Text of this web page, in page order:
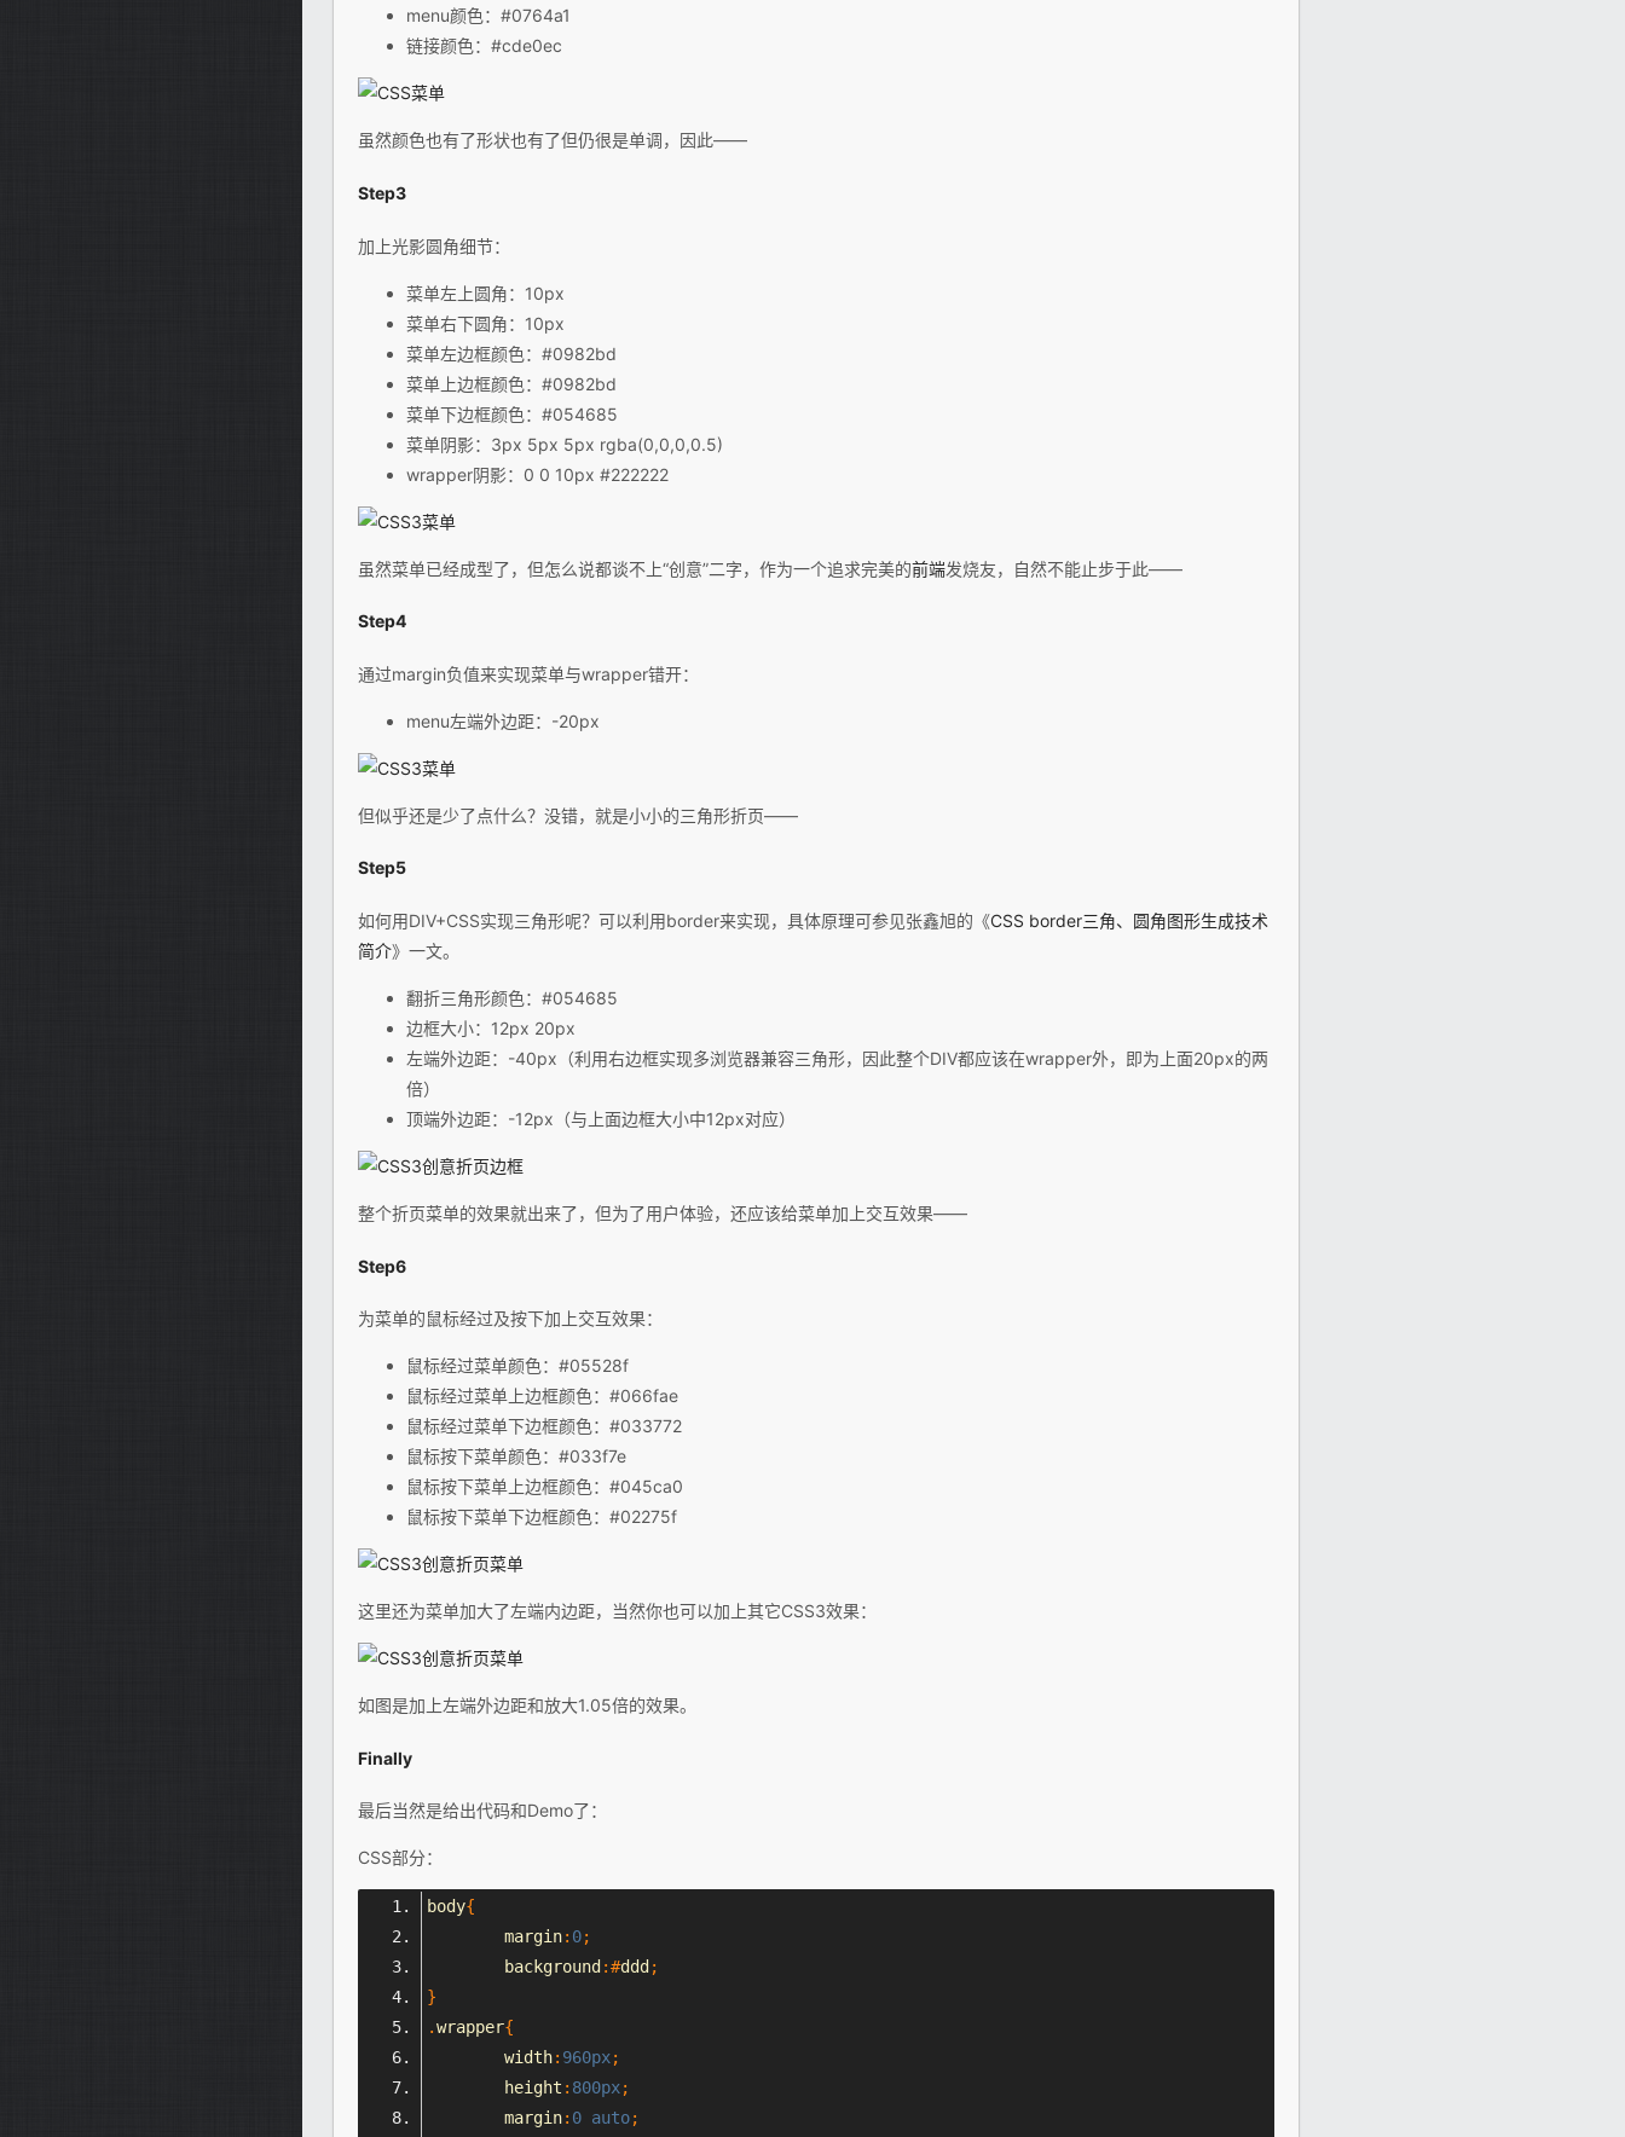
menu颜色：#0764a1
链接颜色：#cde0ec
虽然颜色也有了形状也有了但仍很是单调，因此——
Step3
加上光影圆角细节：
菜单左上圆角：10px
菜单右下圆角：10px
菜单左边框颜色：#0982bd
菜单上边框颜色：#0982bd
菜单下边框颜色：#054685
菜单阴影：3px 5px 5px rgba(0,0,0,0.5)
wrapper阴影：0 0 10px #222222
虽然菜单已经成型了，但怎么说都谈不上“创意”二字，作为一个追求完美的前端发烧友，自然不能止步于此——
Step4
通过margin负值来实现菜单与wrapper错开：
menu左端外边距：-20px
但似乎还是少了点什么？没错，就是小小的三角形折页——
Step5
如何用DIV+CSS实现三角形呢？可以利用border来实现，具体原理可参见张鑫旭的《CSS border三角、圆角图形生成技术
简介》一文。
翻折三角形颜色：#054685
边框大小：12px 20px
左端外边距：-40px（利用右边框实现多浏览器兼容三角形，因此整个DIV都应该在wrapper外，即为上面20px的两
倍）
顶端外边距：-12px（与上面边框大小中12px对应）
整个折页菜单的效果就出来了，但为了用户体验，还应该给菜单加上交互效果——
Step6
为菜单的鼠标经过及按下加上交互效果：
鼠标经过菜单颜色：#05528f
鼠标经过菜单上边框颜色：#066fae
鼠标经过菜单下边框颜色：#033772
鼠标按下菜单颜色：#033f7e
鼠标按下菜单上边框颜色：#045ca0
鼠标按下菜单下边框颜色：#02275f
这里还为菜单加大了左端内边距，当然你也可以加上其它CSS3效果：
如图是加上左端外边距和放大1.05倍的效果。
Finally
最后当然是给出代码和Demo了：
CSS部分：
body{
	margin
: 0;
	background
:#ddd ;
}
.wrapper{
	width
: 960px;
	height
: 800px;
	margin
: 0 auto;